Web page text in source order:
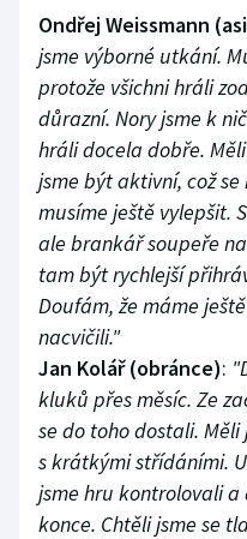
Ondřej Weissmann
jsme výborné utkání.
protože všichni hráli
důrazní. Nory jsme k
hráli docela dobře.
jsme být aktivní, což
musíme ještě vylepšit.
ale brankář soupeře
tam být rychlejší
Doufám, že máme
nacvičili."
Jan Kolář (obránce):
kluků přes měsíc. Ze
se do toho dostali.
s krátkými střídáními.
jsme hru kontrolovali
konce. Chtěli jsme se